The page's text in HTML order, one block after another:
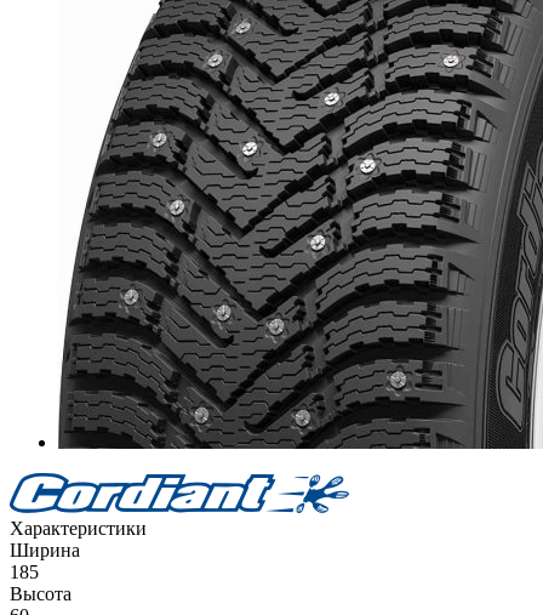
Характеристики
Ширина
185
Высота